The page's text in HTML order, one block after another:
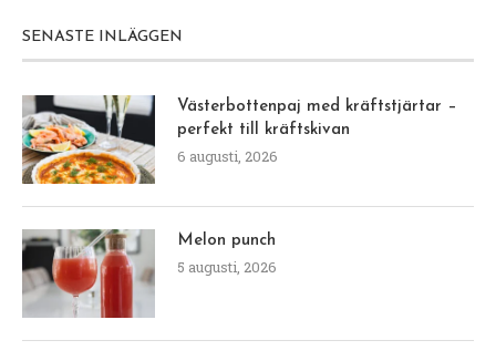
SENASTE INLÄGGEN
Västerbottenpaj med kräftstjärtar –
perfekt till kräftskivan
6 augusti, 2026
Melon punch
5 augusti, 2026